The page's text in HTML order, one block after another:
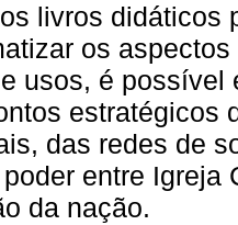
livros didáticos
os
usos, é possível
estratégicos
das redes de
entre Igreja
da nação.